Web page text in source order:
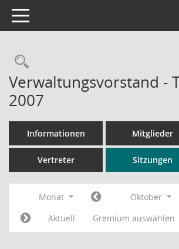
Toggle navigation
Rechercheauswahl
Verwaltungsvorstand -
2007
Informationen Mitglieder
Vertreter Sitzungen
Monat Oktober
Aktuell
Gremium auswählen